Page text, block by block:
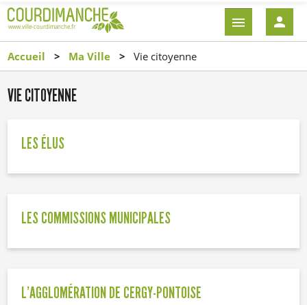
contenu
principal
EN-
TÊTE
Accueil Ma Ville Vie citoyenne
VIE CITOYENNE
LES ÉLUS
LES COMMISSIONS MUNICIPALES
L'AGGLOMÉRATION DE CERGY-PONTOISE